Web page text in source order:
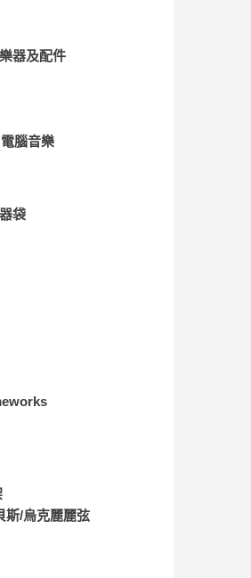
器及配件
腦音樂
袋
斯/烏克麗麗弦